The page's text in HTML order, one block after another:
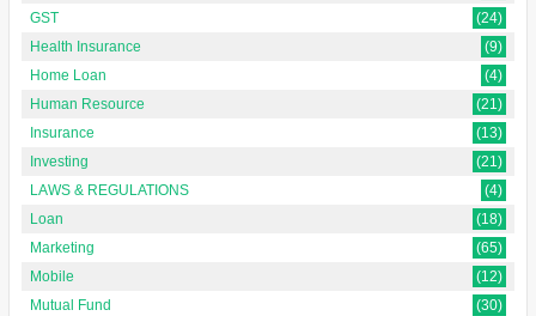
GST
(24)
Health Insurance
(9)
Home Loan
(4)
Human Resource
(21)
Insurance
(13)
Investing
(21)
LAWS & REGULATIONS
(4)
Loan
(18)
Marketing
(65)
Mobile
(12)
Mutual Fund
(30)